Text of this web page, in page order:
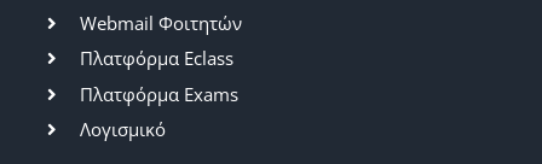
Webmail Φοιτητών
Πλατφόρμα Eclass
Πλατφόρμα Exams
Λογισμικό